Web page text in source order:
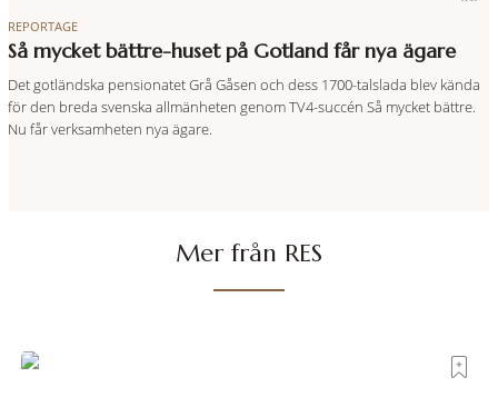
REPORTAGE
Så mycket bättre-huset på Gotland får nya ägare
Det gotländska pensionatet Grå Gåsen och dess 1700-talslada blev kända
för den breda svenska allmänheten genom TV4-succén Så mycket bättre.
Nu får verksamheten nya ägare.
Mer från RES